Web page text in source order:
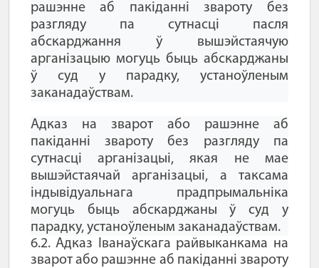
рашэнне аб пакіданні звароту без
разгляду па сутнасці пасля
абскарджання ў вышэйстаячую
арганізацыю могуць быць абскарджаны
ў суд у парадку, устаноўленым
заканадаўствам.
Адказ на зварот або рашэнне аб
пакіданні звароту без разгляду па
сутнасці арганізацыі, якая не мае
вышэйстаячай арганізацыі, а таксама
індывідуальнага прадпрымальніка
могуць быць абскарджаны ў суд у
парадку, устаноўленым заканадаўствам.
6.2. Адказ Іванаўскага райвыканкама на
зварот або рашэнне аб пакіданні звароту